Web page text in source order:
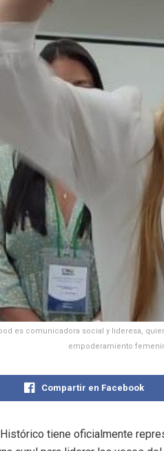
es comunicadora social y lideresa,
empoderamiento
Compartir en Facebook
tiene oficialmente